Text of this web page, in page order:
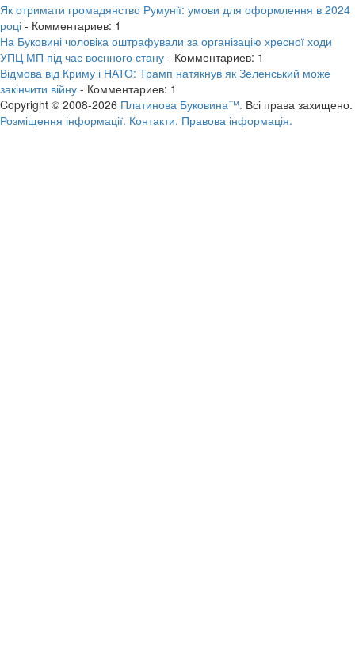
Як отримати громадянство Румунії: умови для оформлення в 2024
році - Комментариев: 1
На Буковині чоловіка оштрафували за організацію хресної ходи
УПЦ МП під час воєнного стану - Комментариев: 1
Відмова від Криму і НАТО: Трамп натякнув як Зеленський може
закінчити війну - Комментариев: 1
Copyright © 2008-2026 Платинова Буковина™. Всі права захищено.
Розміщення інформації. Контакти. Правова інформація.